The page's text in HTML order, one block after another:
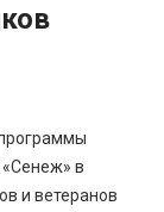
«Сенеж» в
и ветеранов